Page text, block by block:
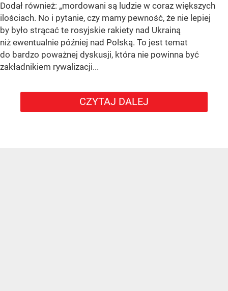
Dodał również: „mordowani są ludzie w coraz większych
ilościach. No i pytanie, czy mamy pewność, że nie lepiej
by było strącać te rosyjskie rakiety nad Ukrainą
niż ewentualnie później nad Polską. To jest temat
do bardzo poważnej dyskusji, która nie powinna być
zakładnikiem rywalizacji...
CZYTAJ DALEJ